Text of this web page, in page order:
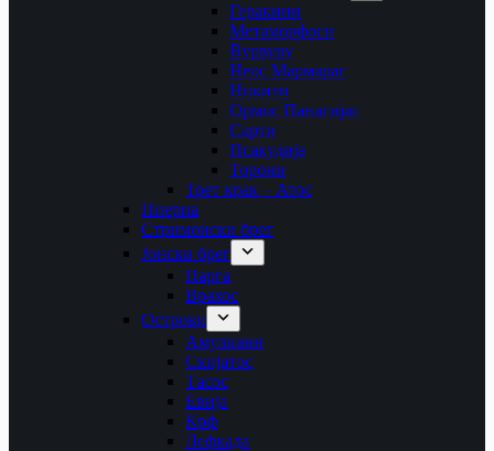
Геракини
Метаморфоси
Вурвуру
Неос Мармарас
Никити
Ормос Панагијас
Сарти
Псакудија
Торони
Трет крак – Атос
Пиериа
Стримонски брег
Јонски брег
Парга
Врахос
Острови
Амулиани
Скијатос
Тасос
Евија
Крф
Лефкада